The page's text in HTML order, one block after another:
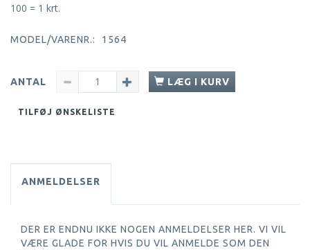
100 = 1 krt.
MODEL/VARENR.: 1564
ANTAL LÆG I KURV
TILFØJ ØNSKELISTE
ANMELDELSER
DER ER ENDNU IKKE NOGEN ANMELDELSER HER. VI VIL
VÆRE GLADE FOR HVIS DU VIL ANMELDE SOM DEN